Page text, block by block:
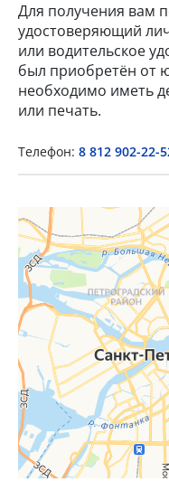
Для получения вам
удостоверяющий
или водительское
был приобретён от
необходимо иметь
или печать.
Телефон: 8 812 902-22-